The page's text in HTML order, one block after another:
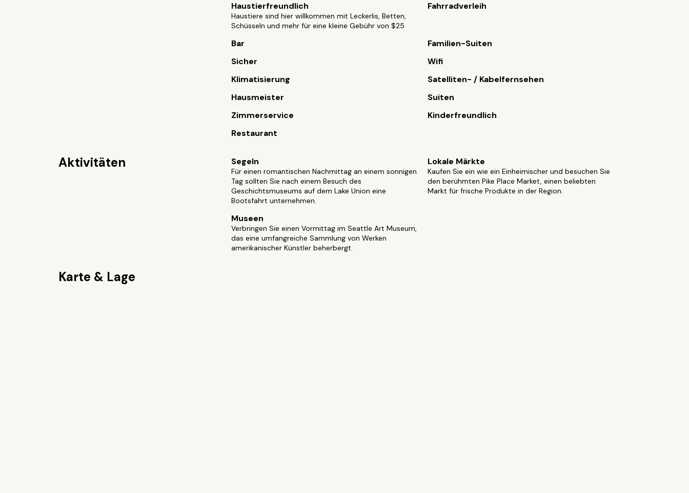
Haustierfreundlich
Haustiere sind hier willkommen mit Leckerlis, Betten,
Schüsseln und mehr für eine kleine Gebühr von $25
Fahrradverleih
Bar
Familien-Suiten
Sicher
Wifi
Klimatisierung
Satelliten- / Kabelfernsehen
Hausmeister
Suiten
Zimmerservice
Kinderfreundlich
Restaurant
Aktivitäten Segeln
Für einen romantischen Nachmittag an einem sonnigen
Tag sollten Sie nach einem Besuch des
Geschichtsmuseums auf dem Lake Union eine
Bootsfahrt unternehmen.
Lokale Märkte
Kaufen Sie ein wie ein Einheimischer und besuchen Sie
den berühmten Pike Place Market, einen beliebten
Markt für frische Produkte in der Region.
Museen
Verbringen Sie einen Vormittag im Seattle Art Museum,
das eine umfangreiche Sammlung von Werken
amerikanischer Künstler beherbergt.
Karte & Lage